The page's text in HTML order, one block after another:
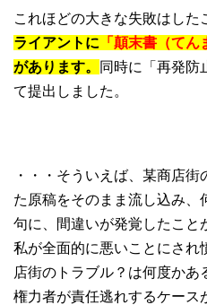
これほどの大きな失敗はした
ライアントに 「顛末書（て
があります。
同時に「再発防
て提出しました。
・・・そういえば、某商店
た原稿をそのまま流し込み
句に、間違いが発覚したこと
私が全面的に悪いことにされ
店街のトラブル？は何度か
権力者が責任逃れするケース